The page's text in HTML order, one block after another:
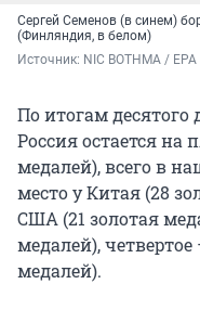
Сергей Семенов (в синем)
(Финляндия, в белом)
Источник: NIC BOTHMA / EPA
По итогам
Россия остается на
медалей), всего в
место у Китая (28
США (21 золотая
медалей),
медалей).